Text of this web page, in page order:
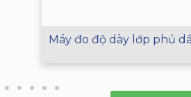
Máy đo độ dày lớp phủ